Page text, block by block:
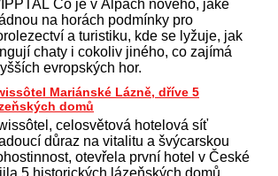
Co je v Alpách nového, jaké
na horách podmínky pro
a turistiku, kde se lyžuje, jak
chaty i cokoliv jiného, co zajímá
evropských hor.
Mariánské Lázně, dříve 5
domů
celosvětová hotelová síť
důraz na vitalitu a švýcarskou
otevřela první hotel v České
5 historických lázeňských domů